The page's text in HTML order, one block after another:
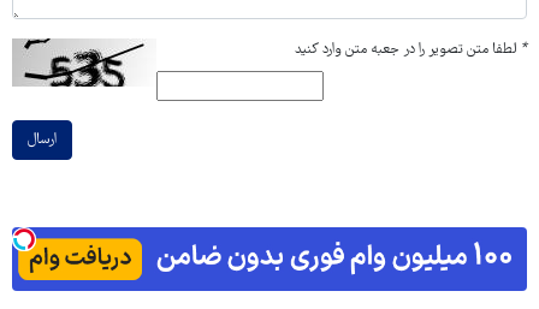
* لطفا متن تصویر را در جعبه متن وارد کنید
ارسال